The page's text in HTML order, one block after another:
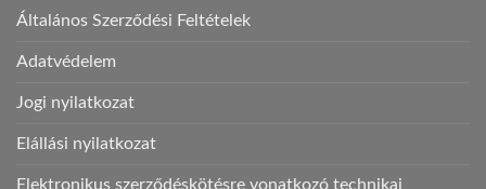
Általános Szerződési Feltételek
Adatvédelem
Jogi nyilatkozat
Elállási nyilatkozat
Elektronikus szerződéskötésre vonatkozó technikai